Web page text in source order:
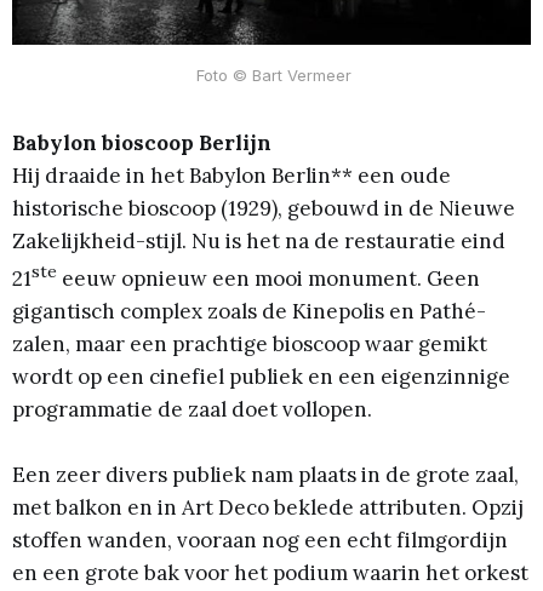
Foto © Bart Vermeer
Babylon bioscoop Berlijn
Hij draaide in het Babylon Berlin** een oude
historische bioscoop (1929), gebouwd in de Nieuwe
Zakelijkheid-stijl. Nu is het na de restauratie eind
21ste eeuw opnieuw een mooi monument. Geen
gigantisch complex zoals de Kinepolis en Pathé-
zalen, maar een prachtige bioscoop waar gemikt
wordt op een cinefiel publiek en een eigenzinnige
programmatie de zaal doet vollopen.
Een zeer divers publiek nam plaats in de grote zaal,
met balkon en in Art Deco beklede attributen. Opzij
stoffen wanden, vooraan nog een echt filmgordijn
en een grote bak voor het podium waarin het orkest